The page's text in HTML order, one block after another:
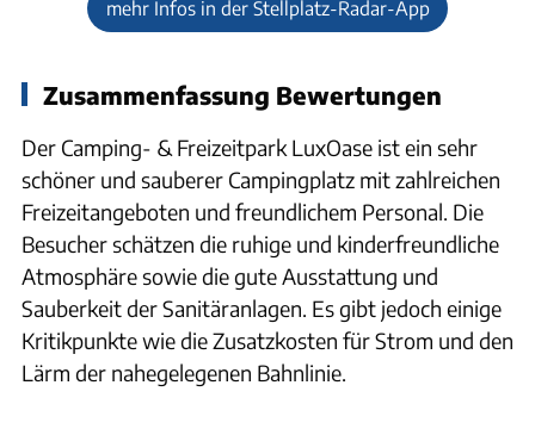
mehr Infos in der Stellplatz-Radar-App
Zusammenfassung Bewertungen
Der Camping- & Freizeitpark LuxOase ist ein sehr
schöner und sauberer Campingplatz mit zahlreichen
Freizeitangeboten und freundlichem Personal. Die
Besucher schätzen die ruhige und kinderfreundliche
Atmosphäre sowie die gute Ausstattung und
Sauberkeit der Sanitäranlagen. Es gibt jedoch einige
Kritikpunkte wie die Zusatzkosten für Strom und den
Lärm der nahegelegenen Bahnlinie.